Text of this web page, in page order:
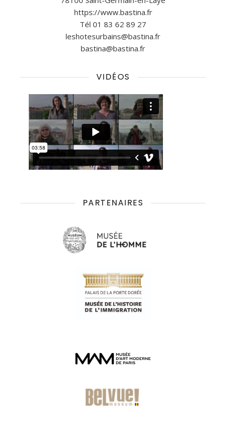
https://www.bastina.fr
Tél 01 83 62 89 27
leshotesurbains@bastina.fr
bastina@bastina.fr
VIDÉOS
PARTENAIRES